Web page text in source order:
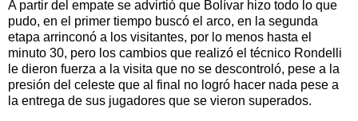
A partir del empate se advirtió que Bolívar hizo todo lo que
pudo, en el primer tiempo buscó el arco, en la segunda
etapa arrinconó a los visitantes, por lo menos hasta el
minuto 30, pero los cambios que realizó el técnico Rondelli
le dieron fuerza a la visita que no se descontroló, pese a la
presión del celeste que al final no logró hacer nada pese a
la entrega de sus jugadores que se vieron superados.